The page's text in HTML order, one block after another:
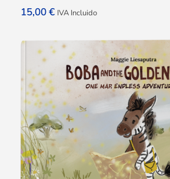
15,00€ IVA Incluido